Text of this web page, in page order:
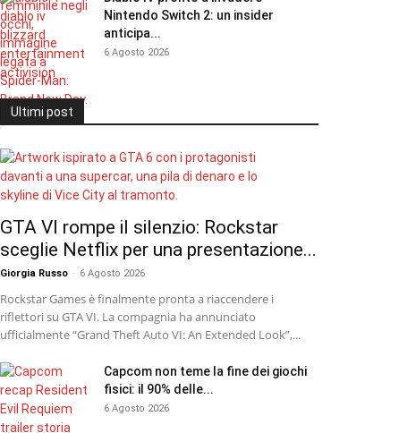
Nintendo Switch 2: un insider
anticipa...
6 Agosto 2026
Ultimi post
GTA VI rompe il silenzio: Rockstar
sceglie Netflix per una presentazione...
Giorgia Russo - 6 Agosto 2026
Rockstar Games è finalmente pronta a riaccendere i
riflettori su GTA VI. La compagnia ha annunciato
ufficialmente “Grand Theft Auto VI: An Extended Look”,...
Capcom non teme la fine dei giochi
fisici: il 90% delle...
6 Agosto 2026